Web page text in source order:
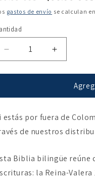
de
gastos de envío se calculan
Reducir
cantidad
para
Bilingüe
Bi-
lingual
Valera
1602
Aumentar
cantidad
para
Biblia
Bilingüe
Bi-
lingual
Valera
1602
estás por fuera de
de nuestros
Biblia bilingüe reúne
la Reina-